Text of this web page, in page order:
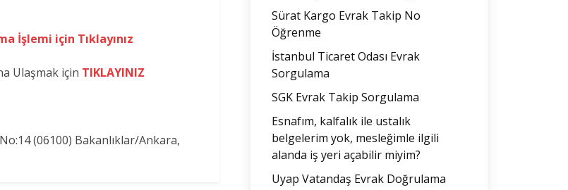
İşlemi için Tıklayınız
Ulaşmak için TIKLAYINIZ
(06100) Bakanlıklar/Ankara,
Sürat Kargo Evrak Takip No
Öğrenme
İstanbul Ticaret Odası Evrak
Sorgulama
SGK Evrak Takip Sorgulama
Esnafım, kalfalık ile ustalık
belgelerim yok, mesleğimle ilgili
alanda iş yeri açabilir miyim?
Uyap Vatandaş Evrak Doğrulama